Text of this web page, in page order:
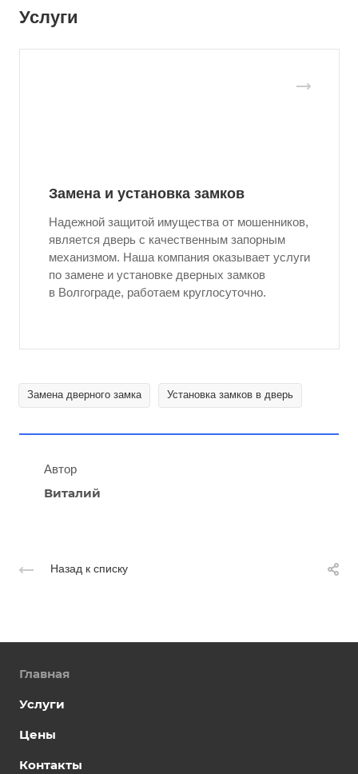
Услуги
Замена и установка замков
Надежной защитой имущества от мошенников,
является дверь с качественным запорным
механизмом. Наша компания оказывает услуги
по замене и установке дверных замков
в Волгограде, работаем круглосуточно.
Замена дверного замка Установка замков в дверь
Автор
Виталий
Назад к списку
Главная
Услуги
Цены
Контакты